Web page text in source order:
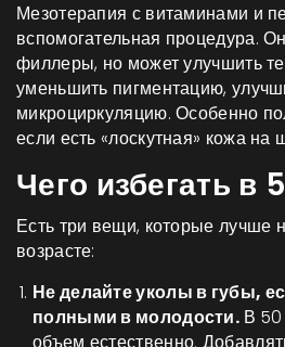
Мезотерапия с витаминами и
вспомогательная процедура.
филлеры, но может улучшить
уменьшить пигментацию,
микроциркуляцию. Особенно
если есть «лоскутная» кожа на
Чего избегать в
Есть три вещи, которые лучше
возрасте:
Не делайте уколы в губы,
полными в молодости. В 50
объем естественно.